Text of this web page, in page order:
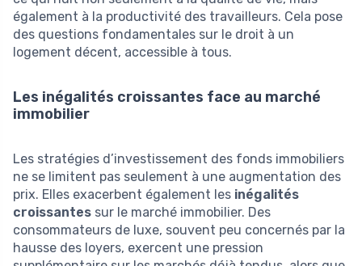
également à la productivité des travailleurs. Cela pose
des questions fondamentales sur le droit à un
logement décent, accessible à tous.
Les inégalités croissantes face au marché
immobilier
Les stratégies d’investissement des fonds immobiliers
ne se limitent pas seulement à une augmentation des
prix. Elles exacerbent également les inégalités
croissantes sur le marché immobilier. Des
consommateurs de luxe, souvent peu concernés par la
hausse des loyers, exercent une pression